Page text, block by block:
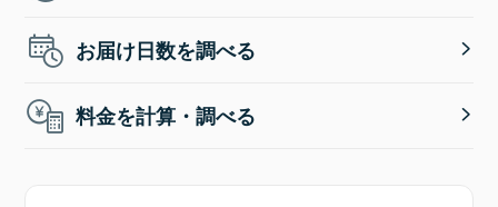
お届け日数を調べる
料金を計算・調べる